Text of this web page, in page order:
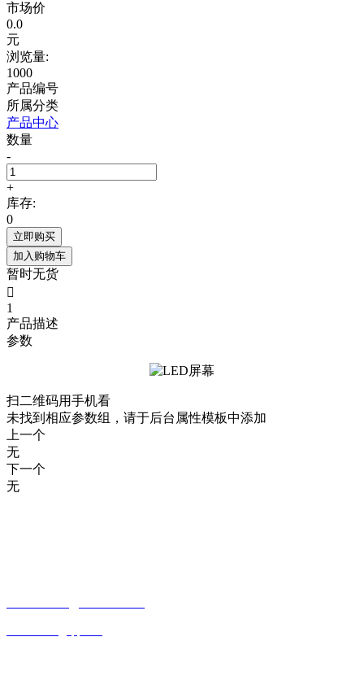
市场价
0.0
元
浏览量:
1000
产品编号
所属分类
产品中心
数量
-
+
库存:
0
立即购买
加入购物车
暂时无货

1
产品描述
参数
扫二维码用手机看
未找到相应参数组，请于后台属性模板中添加
上一个
无
下一个
无